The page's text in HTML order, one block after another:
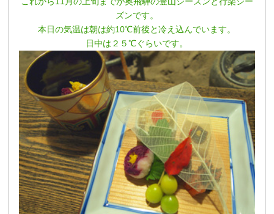
ズンです。
本日の気温は朝は約10℃前後と冷え込んでいます。
日中は２５℃ぐらいです。